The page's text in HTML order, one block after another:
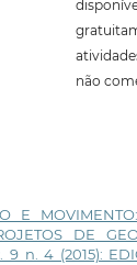
não
E
DE
n. 4 (2015):